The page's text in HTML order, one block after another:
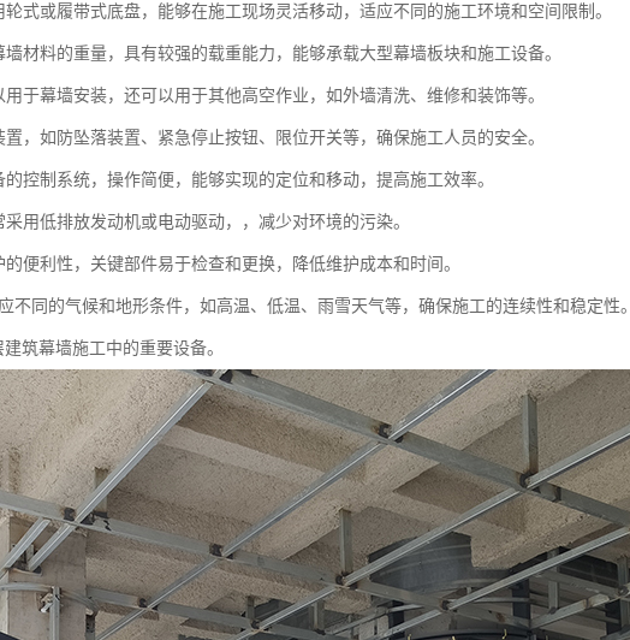
式或履带式底盘，能够在施工现场灵活移动，适应不同的施工环境和空间限制。
材料的重量，具有较强的载重能力，能够承载大型幕墙板块和施工设备。
于幕墙安装，还可以用于其他高空作业，如外墙清洗、维修和装饰等。
，如防坠落装置、紧急停止按钮、限位开关等，确保施工人员的安全。
控制系统，操作简便，能够实现的定位和移动，提高施工效率。
用低排放发动机或电动驱动，，减少对环境的污染。
便利性，关键部件易于检查和更换，降低维护成本和时间。
不同的气候和地形条件，如高温、低温、雨雪天气等，确保施工的连续性和稳定性。
筑幕墙施工中的重要设备。